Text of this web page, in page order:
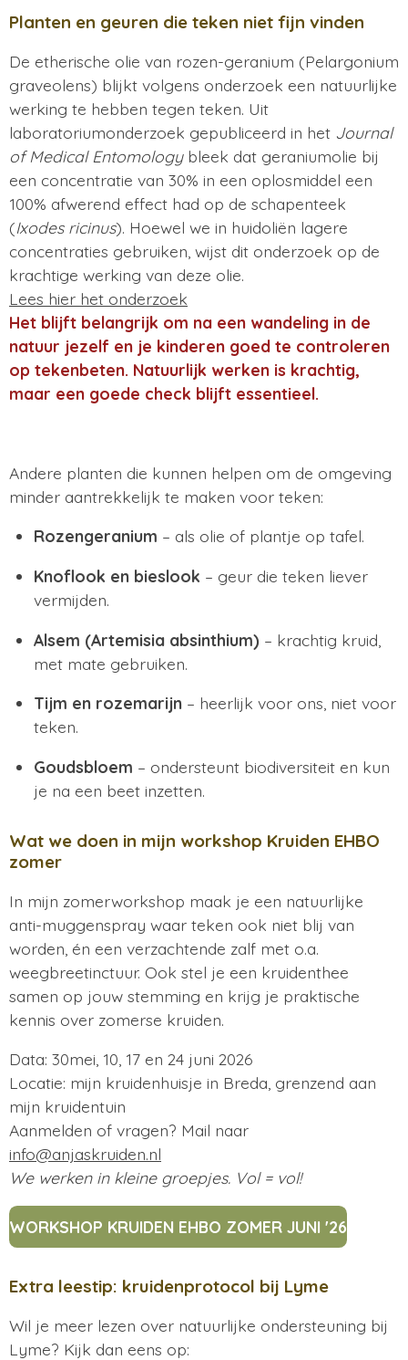
Planten en geuren die teken niet fijn vinden
De etherische olie van rozen-geranium (Pelargonium
graveolens) blijkt volgens onderzoek een natuurlijke
werking te hebben tegen teken. Uit
laboratoriumonderzoek gepubliceerd in het Journal
of Medical Entomologybleek dat geraniumolie bij
een concentratie van 30% in een oplosmiddel een
100% afwerend effect had op de schapenteek
(Ixodes ricinus). Hoewel we in huidoliën lagere
concentraties gebruiken, wijst dit onderzoek op de
krachtige werking van deze olie.
Lees hier het onderzoek
Het blijft belangrijk om na een wandeling in de
natuur jezelf en je kinderen goed te controleren
op tekenbeten. Natuurlijk werken is krachtig,
maar een goede check blijft essentieel.
Andere planten die kunnen helpen om de omgeving
minder aantrekkelijk te maken voor teken:
Rozengeranium – als olie of plantje op tafel.
Knoflook en bieslook – geur die teken liever
vermijden.
Alsem (Artemisia absinthium) – krachtig kruid,
met mate gebruiken.
Tijm en rozemarijn– heerlijk voor ons, niet voor
teken.
Goudsbloem – ondersteunt biodiversiteit en kun
je na een beet inzetten.
Wat we doen in mijn workshop Kruiden EHBO
zomer
In mijn zomerworkshop maak je een natuurlijke
anti-muggenspray waar teken ook niet blij van
worden, én een verzachtende zalf met o.a.
weegbreetinctuur. Ook stel je een kruidenthee
samen op jouw stemming en krijg je praktische
kennis over zomerse kruiden.
Data: 30mei, 10, 17 en 24 juni 2026
Locatie: mijn kruidenhuisje in Breda, grenzend aan
mijn kruidentuin
Aanmelden of vragen? Mail naar
info@anjaskruiden.nl
We werken in kleine groepjes. Vol = vol!
WORKSHOP KRUIDEN EHBO ZOMER JUNI '26
Extra leestip: kruidenprotocol bij Lyme
Wil je meer lezen over natuurlijke ondersteuning bij
Lyme? Kijk dan eens op: